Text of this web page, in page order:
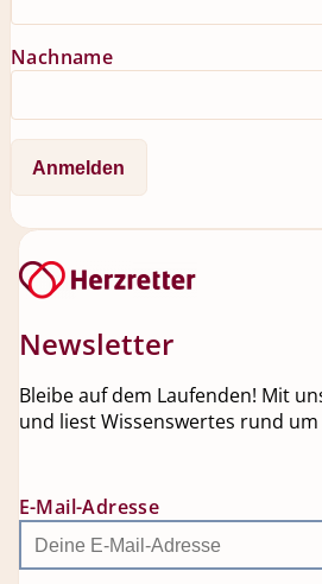
Nachname
Newsletter
Bleibe auf dem Laufenden! Mit
und liest Wissenswertes rund
E-Mail-Adresse